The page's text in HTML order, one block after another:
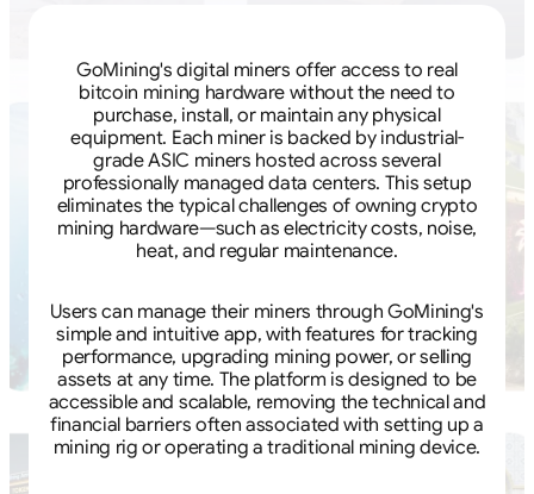
GoMining's digital miners offer access to real
bitcoin mining hardware without the need to
purchase, install, or maintain any physical
equipment. Each miner is backed by industrial-
grade ASIC miners hosted across several
professionally managed data centers. This setup
eliminates the typical challenges of owning crypto
mining hardware—such as electricity costs, noise,
heat, and regular maintenance.
Users can manage their miners through GoMining's
simple and intuitive app, with features for tracking
performance, upgrading mining power, or selling
assets at any time. The platform is designed to be
accessible and scalable, removing the technical and
financial barriers often associated with setting up a
mining rig or operating a traditional mining device.